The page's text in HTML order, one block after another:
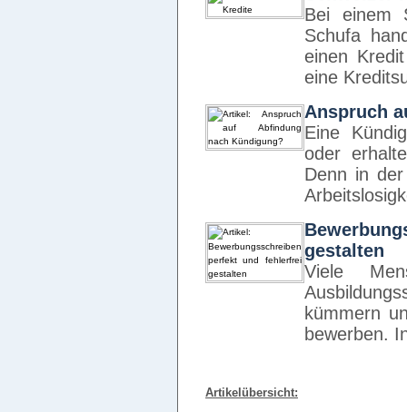
Bei einem
Schufa
einen
eine
Anspruch
Eine
oder
Denn in
gestalten
Viele
kümmern
bewerben.
Artikelübersicht: